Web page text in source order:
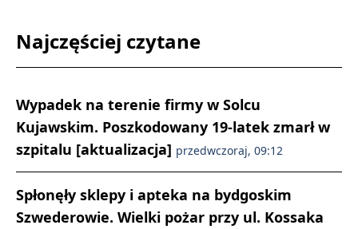
Najczęściej czytane
Wypadek na terenie firmy w Solcu
Kujawskim. Poszkodowany 19-latek zmarł w
szpitalu [aktualizacja] przedwczoraj, 09:12
Spłonęły sklepy i apteka na bydgoskim
Szwederowie. Wielki pożar przy ul. Kossaka